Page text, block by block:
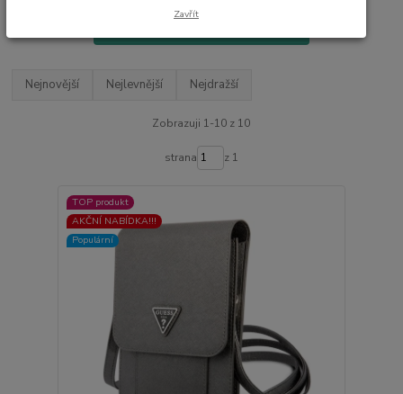
Nejnovější Nejlevnější Nejdražší
Zobrazuji 1-10 z 10
strana z 1
TOP produkt
AKČNÍ NABÍDKA!!!
Populární
Zavřít